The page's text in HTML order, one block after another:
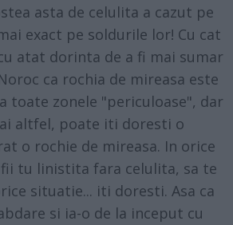
asta de celulita a cazut pe
exact pe soldurile lor! Cu cat
atat dorinta de a fi mai sumar
ca rochia de mireasa este
toate zonele "periculoase", dar
altfel, poate iti doresti o
o rochie de mireasa. In orice
fii tu linistita fara celulita, sa te
situatie... iti doresti. Asa ca
si ia-o de la inceput cu